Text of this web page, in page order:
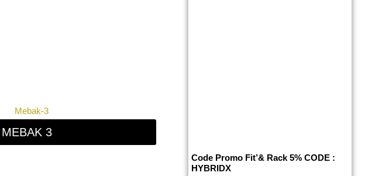
MEBAK 3
Code Promo Fit’& Rack 5% CODE :
HYBRIDX